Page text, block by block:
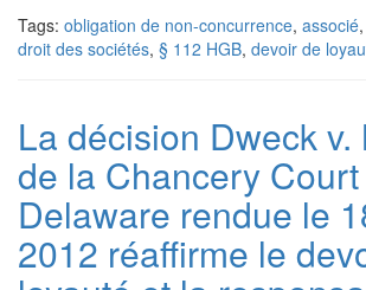
Tags: obligation de non-concurrence, associé,
droit des sociétés, § 112 HGB, devoir de
La décision Dweck v.
de la Chancery
Delaware rendue le
2012 réaffirme le